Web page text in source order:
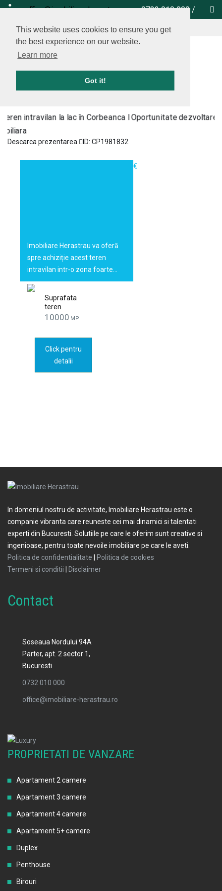
This website uses cookies to ensure you get
the best experience on our website.
Learn more
Got it!
0732 010 000 /
office@imobiliare-herastrau.ro
vezi pe harta
Descarca prezentarea ID: CP1981832
1.900.000€
Imobiliare Herastrau va oferă
spre achiziție acest teren
intravilan intr-o zona foarte…
Suprafata
teren
10000 MP
Click pentru
detalii
In domeniul nostru de activitate, Imobiliare Herastrau este o
companie vibranta care reuneste cei mai dinamici si talentati
experti din Bucuresti. Solutiile pe care le oferim sunt creative si
ingenioase, pentru toate nevoile imobiliare pe care le aveti.
Politica de confidentialitate
Politica de cookies
Termeni si conditii
Disclaimer
Contact
Soseaua Nordului 94A
Parter, apt. 2 sector 1,
Bucuresti
0732 010 000
office@imobiliare-herastrau.ro
PROPRIETATI DE VANZARE
Apartament 2 camere
Apartament 3 camere
Apartament 4 camere
Apartament 5+ camere
Duplex
Penthouse
Birouri